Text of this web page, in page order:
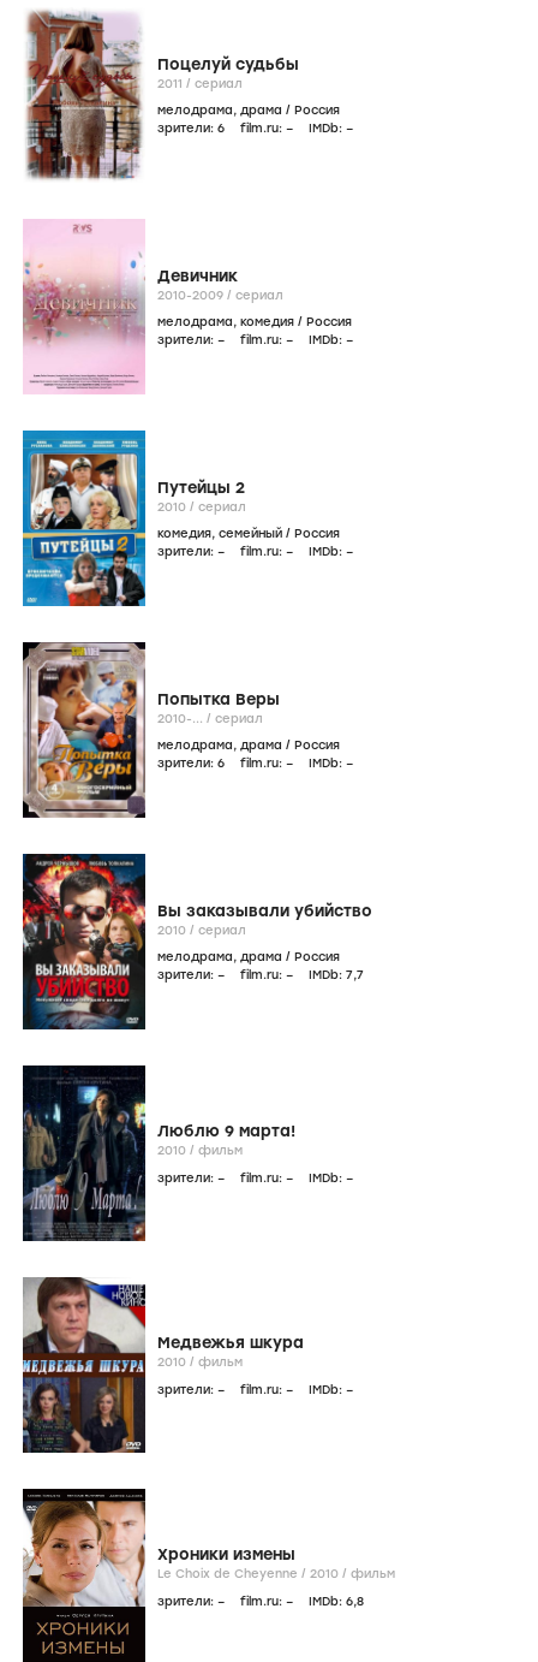
Поцелуй судьбы
2011 / сериал
мелодрама, драма / Россия
зрители: 6 film.ru: – IMDb: –
Девичник
2010-2009 / сериал
мелодрама, комедия / Россия
зрители: – film.ru: – IMDb: –
Путейцы 2
2010 / сериал
комедия, семейный / Россия
зрители: – film.ru: – IMDb: –
Попытка Веры
2010-... / сериал
мелодрама, драма / Россия
зрители: 6 film.ru: – IMDb: –
Вы заказывали убийство
2010 / сериал
мелодрама, драма / Россия
зрители: – film.ru: – IMDb: 7,7
Люблю 9 марта!
2010 / фильм
зрители: – film.ru: – IMDb: –
Медвежья шкура
2010 / фильм
зрители: – film.ru: – IMDb: –
Хроники измены
Le Choix de Cheyenne / 2010 / фильм
зрители: – film.ru: – IMDb: 6,8